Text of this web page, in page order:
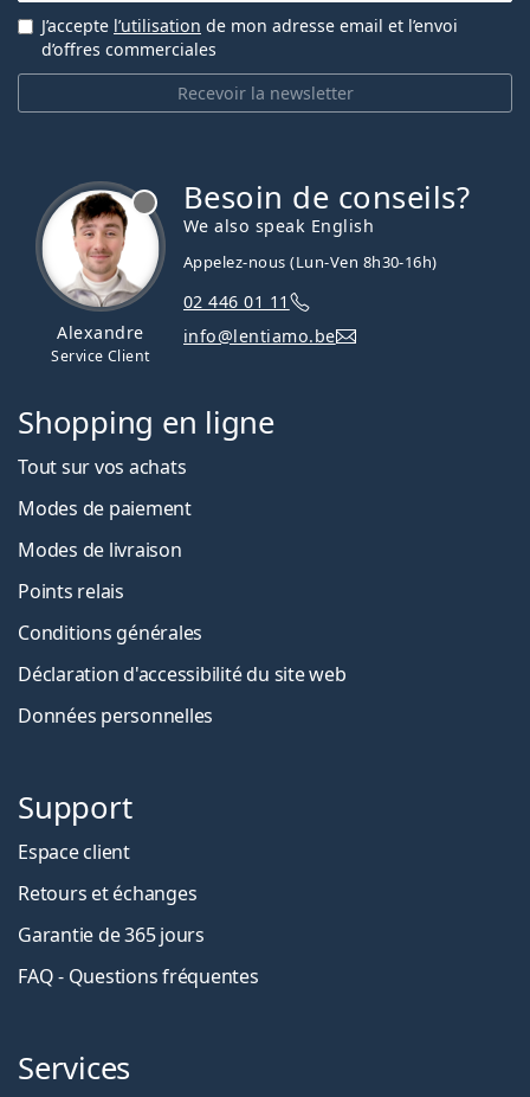
Recevoir la newsletter
J’accepte l’utilisation de mon adresse email et l’envoi
d’offres commerciales
Alexandre
Service Client
Besoin de conseils?
We also speak English
Appelez-nous (Lun-Ven 8h30-16h)
02 446 01 11
info@lentiamo.be
Shopping en ligne
Tout sur vos achats
Modes de paiement
Modes de livraison
Points relais
Conditions générales
Déclaration d'accessibilité du site web
Données personnelles
Support
Espace client
Retours et échanges
Garantie de 365 jours
FAQ - Questions fréquentes
Services